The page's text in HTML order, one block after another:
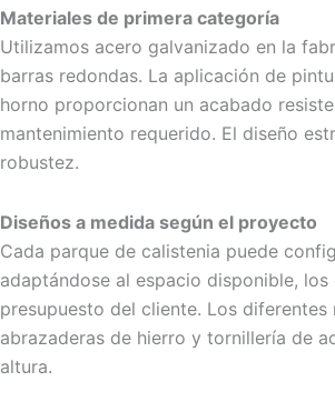
Materiales de primera categoría
Utilizamos acero galvanizado en la
barras redondas. La aplicación de
horno proporcionan un acabado
mantenimiento requerido. El diseño
robustez.
Diseños a medida según el proyecto
Cada parque de calistenia puede
adaptándose al espacio disponible,
presupuesto del cliente. Los
abrazaderas de hierro y tornillería de
altura.